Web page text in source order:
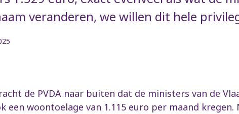
veranderen, we willen dit hele
de PVDA naar buiten dat de ministers van de
een woontoelage van 1.115 euro per maand